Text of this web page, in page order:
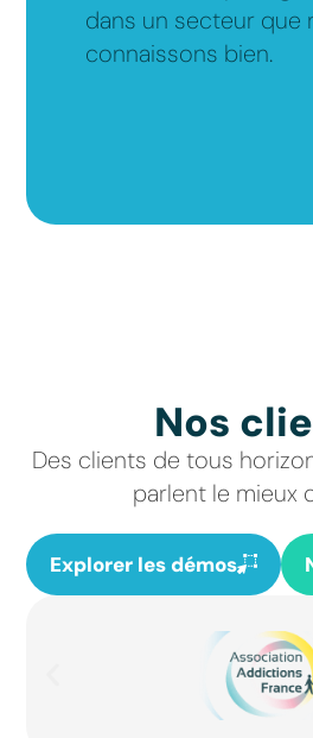
dans un secteur que
connaissons bien.
Nos
Des clients de tous
parlent le mieux
Explorer les démos